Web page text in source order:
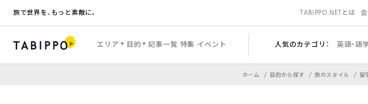
旅で世界を、もっと素敵に。 TABIPPO.NETとは
エリア 目的 記事一覧 特集 イベント 人気のカテゴリ： 英語・語
ホーム 目的から探す 旅のスタイル 留